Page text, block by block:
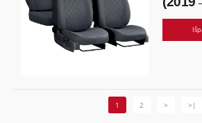
1 2 > >|